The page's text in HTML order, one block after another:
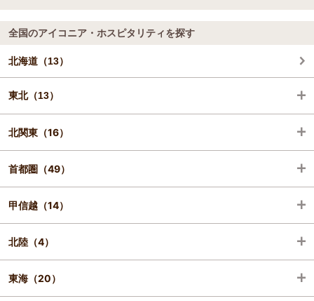
全国のアイコニア・ホスピタリティを探す
北海道（13）
東北（13）
青森（4）
岩手（2）
秋田（3）
福島（4）
北関東（16）
栃木（8）
群馬（3）
茨城（5）
首都圏（49）
埼玉（1）
千葉（9）
東京（32）
甲信越（14）
山梨（6）
長野（6）
北陸（4）
石川（3）
東海（20）